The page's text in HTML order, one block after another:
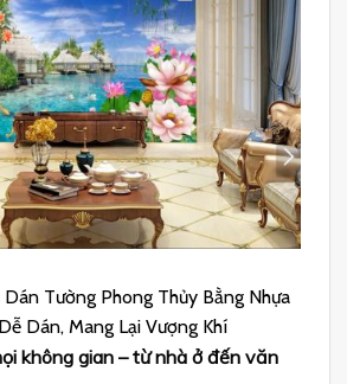
Dán Tường Phong Thủy Bằng Nhựa
Dán, Mang Lại Vượng Khí
không gian – từ nhà ở đến văn